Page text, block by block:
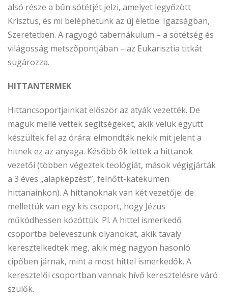
alsó része a bűn sötétjét jelzi, amelyet legyőzött
Krisztus, és mi beléphetünk az új életbe: Igazságban,
Szeretetben. A ragyogó tabernákulum – a sötétség és
világosság metszőpontjában – az Eukarisztia titkát
sugározza.
HITTANTERMEK
Hittancsoportjainkat először az atyák vezették. De
maguk mellé vettek segítségeket, akik velük együtt
készültek fel az órára: elmondták nekik mit jelent a
hitnek ez az anyaga. Később ők lettek a hittanok
vezetői (többen végeztek teológiát, mások végigjárták
a 3 éves „alapképzést”, felnőtt-katekumen
hittanainkon). A hittanoknak van két vezetője: de
mellettük van egy kis csoport, hogy Jézus
működhessen közöttük. Pl. A hittel ismerkedő
csoportba beleveszünk olyanokat, akik tavaly
keresztelkedtek meg, akik még nagyon hasonló
cipőben járnak, mint a most hittel ismerkedők. A
keresztelői csoportban vannak hívő keresztelésre váró
szülők.